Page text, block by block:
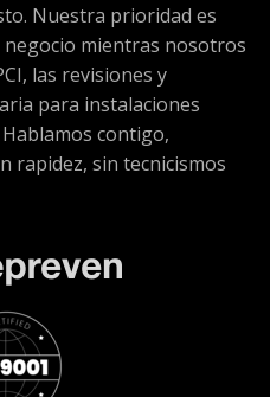
Nuestra prioridad es
mientras nosotros
las revisiones y
para instalaciones
contigo,
rapidez, sin tecnicismos